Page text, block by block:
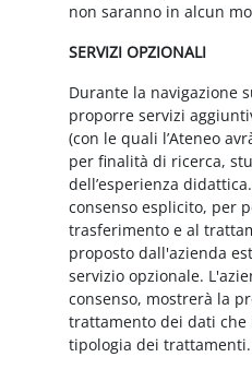
non saranno in alcun
SERVIZI OPZIONALI
Durante la navigazione
proporre servizi
(con le quali l’Ateneo
per finalità di ricerca,
dell’esperienza
consenso esplicito, per
trasferimento e al
proposto dall'azienda
servizio opzionale.
consenso, mostrerà la
trattamento dei dati che
tipologia dei trattamenti.